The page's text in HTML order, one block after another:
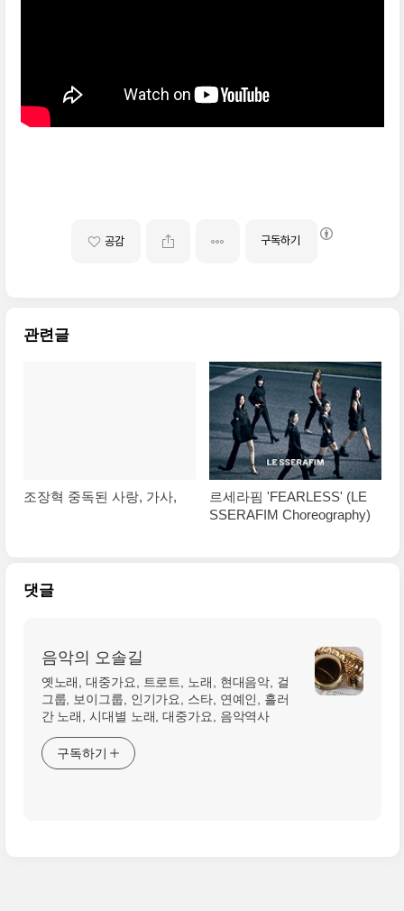
공감 구독하기
관련글
조장혁 중독된 사랑, 가사,
르세라핌 'FEARLESS' (LE
SSERAFIM Choreography)
댓글
음악의 오솔길
옛노래, 대중가요, 트로트, 노래, 현대음악, 걸
그룹, 보이그룹, 인기가요, 스타, 연예인, 흘러
간 노래, 시대별 노래, 대중가요, 음악역사
구독하기